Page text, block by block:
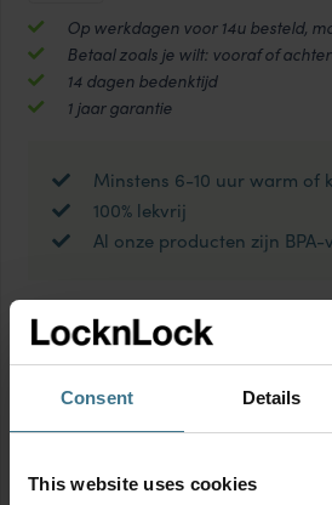
Consent Details
This website uses cookies
HOT&COOL
thermosfles
400
ml
Op werkdagen voor 14u besteld,
Betaal zoals je wilt: vooraf of
14 dagen bedenktijd
1 jaar garantie
Minstens 6-10 uur warm of
100% lekvrij
Al onze producten zijn BPA-
Productinformatie
Geschikt voor